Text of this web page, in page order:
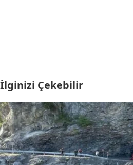
İlginizi Çekebilir